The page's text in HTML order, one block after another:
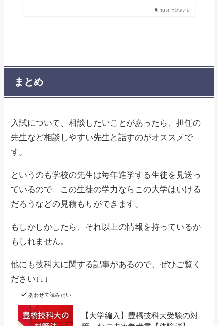
あわせて読みたい
まとめ
入試について、相談したいことがあったら、担任の
先生など相談しやすい先生と話すのがオススメで
す。
というのも学校の先生は毎年進学する生徒を見送っ
ているので、この生徒の学力ならこの大学はいける
だろうなどの見積もりができます。
もしかしかしたら、それ以上の情報を持っているか
もしれません。
他にも技科大に関する記事があるので、ぜひご覧く
ださい↓↓↓
あわせて読みたい
【大学編入】豊橋技科大受験の対